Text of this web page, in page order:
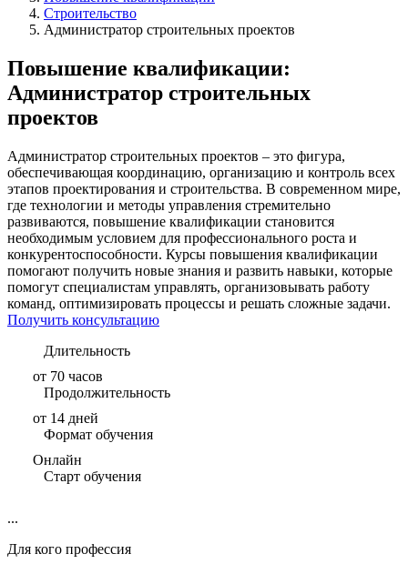
Строительство
Администратор строительных проектов
Повышение квалификации:
Администратор строительных
проектов
Администратор строительных проектов – это фигура,
обеспечивающая координацию, организацию и контроль всех
этапов проектирования и строительства. В современном мире,
где технологии и методы управления стремительно
развиваются, повышение квалификации становится
необходимым условием для профессионального роста и
конкурентоспособности. Курсы повышения квалификации
помогают получить новые знания и развить навыки, которые
помогут специалистам управлять, организовывать работу
команд, оптимизировать процессы и решать сложные задачи.
Получить консультацию
Длительность
от 70 часов
Продолжительность
от 14 дней
Формат обучения
Онлайн
Старт обучения
...
Для кого профессия